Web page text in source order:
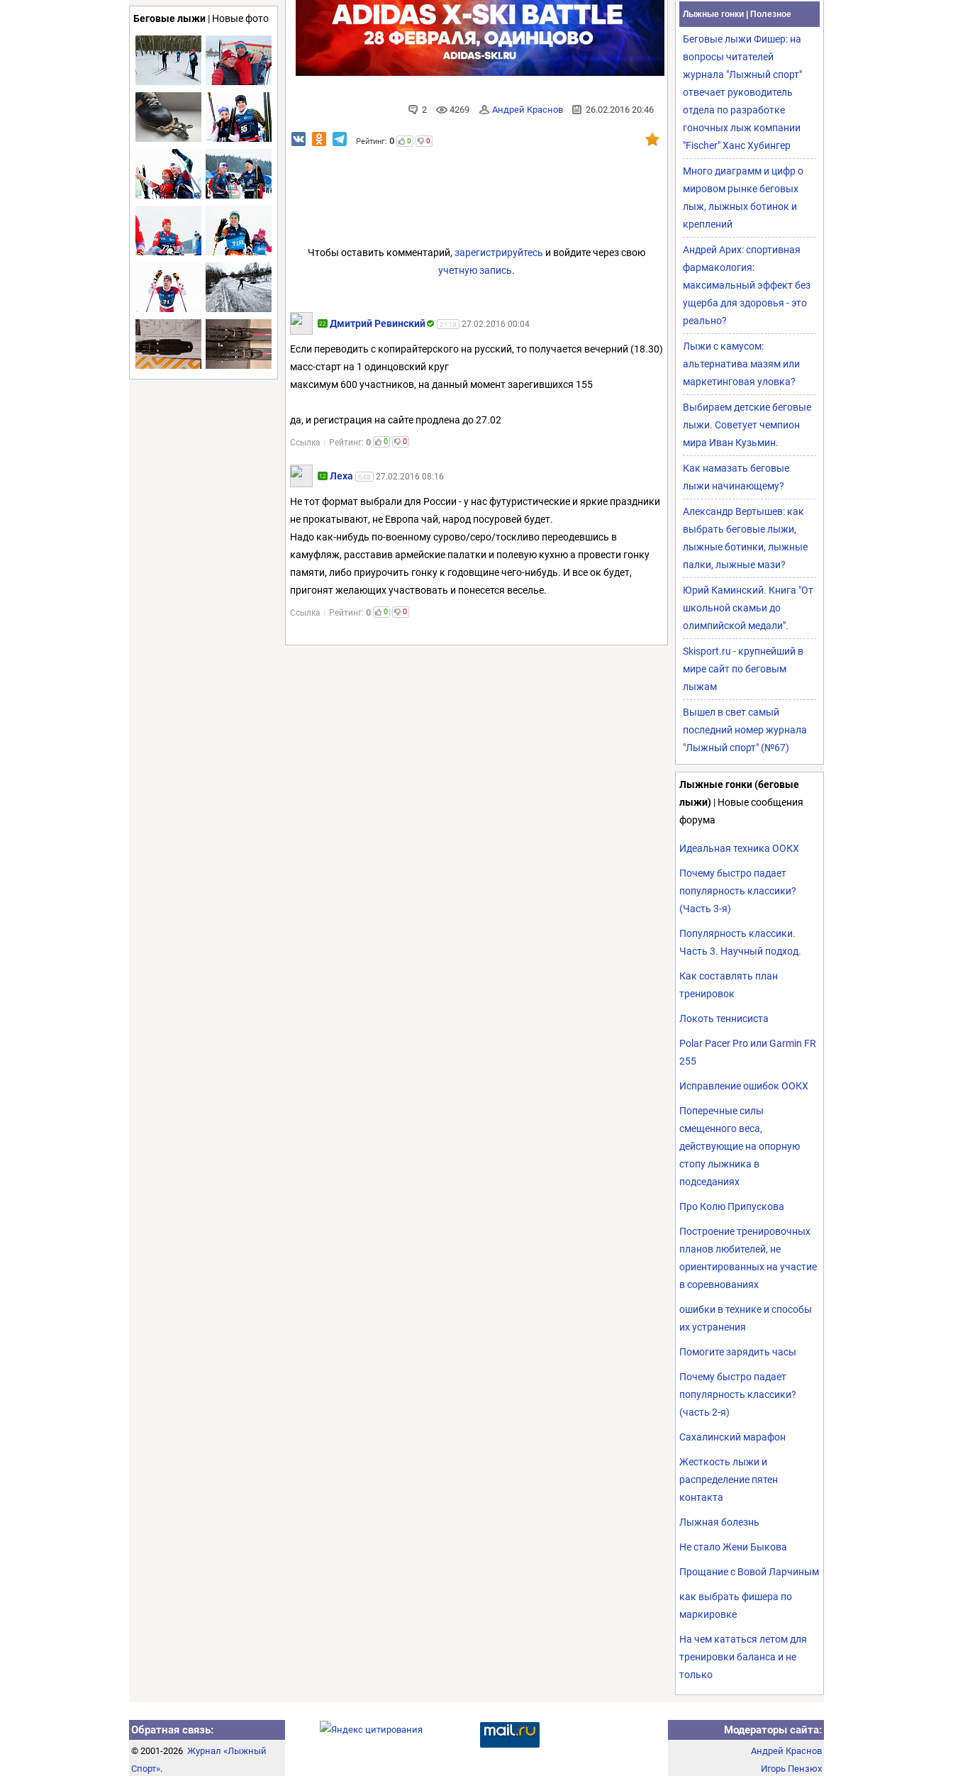
Беговые лыжи | Новые фото
2 4269 Андрей Краснов 26.02.2016 20:46
Рейтинг: 0 0 0
Чтобы оставить комментарий,зарегистрируйтесь и войдите через свою
учетную запись.
22 Дмитрий Ревинский 2119 27.02.2016 00:04
Если переводить с копирайтерского на русский, то получается вечерний (18.30)
масс-старт на 1 одинцовский круг
максимум 600 участников, на данный момент зарегившихся 155
да, и регистрация на сайте продлена до 27.02
Ссылка Рейтинг: 0 0 0
12 Леха 648 27.02.2016 08:16
Не тот формат выбрали для России - у нас футуристические и яркие праздники
не прокатывают, не Европа чай, народ посуровей будет.
Надо как-нибудь по-военному сурово/серо/тоскливо переодевшись в
камуфляж, расставив армейские палатки и полевую кухню а провести гонку
памяти, либо приурочить гонку к годовщине чего-нибудь. И все ок будет,
пригонят желающих участвовать и понесется веселье.
Ссылка Рейтинг: 0 0 0
Лыжные гонки | Полезное
Беговые лыжи Фишер: на
вопросы читателей
журнала "Лыжный спорт"
отвечает руководитель
отдела по разработке
гоночных лыж компании
"Fischer" Ханс Хубингер
Много диаграмм и цифр о
мировом рынке беговых
лыж, лыжных ботинок и
креплений
Андрей Арих: спортивная
фармакология:
максимальный эффект без
ущерба для здоровья - это
реально?
Лыжи с камусом:
альтернатива мазям или
маркетинговая уловка?
Выбираем детские беговые
лыжи. Советует чемпион
мира Иван Кузьмин.
Как намазать беговые
лыжи начинающему?
Александр Вертышев: как
выбрать беговые лыжи,
лыжные ботинки, лыжные
палки, лыжные мази?
Юрий Каминский. Книга "От
школьной скамьи до
олимпийской медали".
Skisport.ru - крупнейший в
мире сайт по беговым
лыжам
Вышел в свет самый
последний номер журнала
"Лыжный спорт" (№67)
Лыжные гонки (беговые
лыжи) | Новые сообщения
форума
Идеальная техника ООКХ
Почему быстро падает
популярность классики?
(Часть 3-я)
Популярность классики.
Часть 3. Научный подход.
Как составлять план
тренировок
Локоть теннисиста
Polar Pacer Pro или Garmin FR
255
Исправление ошибок ООКХ
Поперечные силы
смещенного веса,
действующие на опорную
стопу лыжника в
подседаниях
Про Колю Припускова
Построение тренировочных
планов любителей, не
ориентированных на участие
в соревнованиях
ошибки в технике и способы
их устранения
Помогите зарядить часы
Почему быстро падает
популярность классики?
(часть 2-я)
Сахалинский марафон
Жесткость лыжи и
распределение пятен
контакта
Лыжная болезнь
Не стало Жени Быкова
Прощание с Вовой Ларчиным
как выбрать фишера по
маркировке
На чем кататься летом для
тренировки баланса и не
только
Обратная связь:
© 2001-2026 Журнал «Лыжный
Спорт».
Модераторы сайта:
Андрей Краснов
Игорь Пензюх